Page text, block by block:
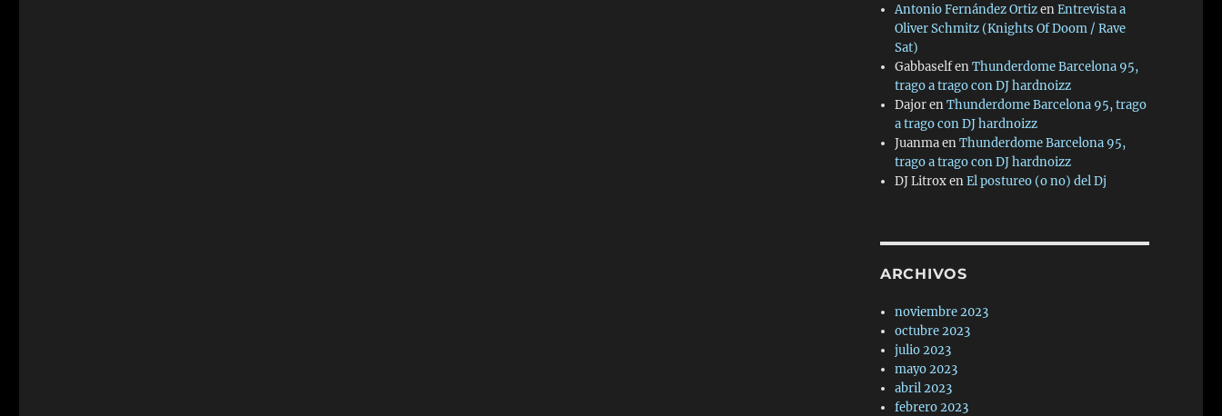
Antonio Fernández OrtizenEntrevista a
Oliver Schmitz (Knights Of Doom / Rave
Sat)
GabbaselfenThunderdome Barcelona 95,
trago a trago con DJ hardnoizz
DajorenThunderdome Barcelona 95, trago
a trago con DJ hardnoizz
JuanmaenThunderdome Barcelona 95,
trago a trago con DJ hardnoizz
DJ LitroxenEl postureo (o no) del Dj
ARCHIVOS
noviembre 2023
octubre 2023
julio 2023
mayo 2023
abril 2023
febrero 2023